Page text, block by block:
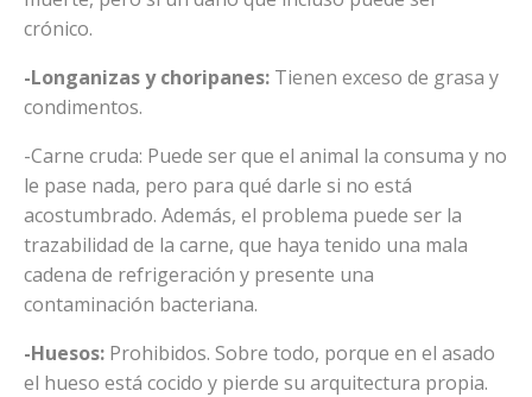
crónico.
-Longanizas y choripanes: Tienen exceso de grasa y
condimentos.
-Carne cruda: Puede ser que el animal la consuma y no
le pase nada, pero para qué darle si no está
acostumbrado. Además, el problema puede ser la
trazabilidad de la carne, que haya tenido una mala
cadena de refrigeración y presente una
contaminación bacteriana.
-Huesos: Prohibidos. Sobre todo, porque en el asado
el hueso está cocido y pierde su arquitectura propia.